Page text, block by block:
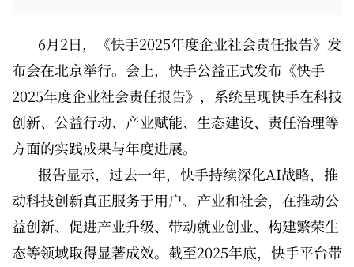
6月2日，《快手2025年度企业社会责任报告》发
布会在北京举行。会上，快手公益正式发布《快手
2025年度企业社会责任报告》，系统呈现快手在科技
创新、公益行动、产业赋能、生态建设、责任治理等
方面的实践成果与年度进展。
报告显示，过去一年，快手持续深化AI战略，推
动科技创新真正服务于用户、产业和社会，在推动公
益创新、促进产业升级、带动就业创业、构建繁荣生
态等领域取得显著成效。截至2025年底，快手平台带